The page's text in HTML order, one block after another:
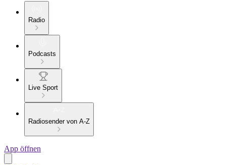
Radio
Podcasts
Live Sport
Radiosender von A-Z
App öffnen